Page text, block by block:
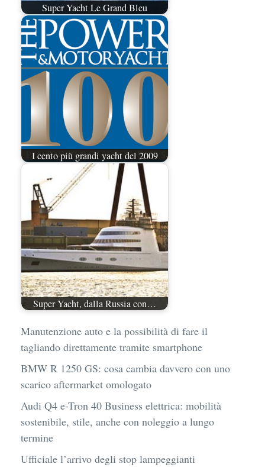
Super Yacht Le Grand Bleu
I cento più grandi yacht del 2009
Super Yacht, dalla Russia con…
Manutenzione auto e la possibilità di fare il
tagliando direttamente tramite smartphone
BMW R 1250 GS: cosa cambia davvero con uno
scarico aftermarket omologato
Audi Q4 e-Tron 40 Business elettrica: mobilità
sostenibile, stile, anche con noleggio a lungo
termine
Ufficiale l’arrivo degli stop lampeggianti